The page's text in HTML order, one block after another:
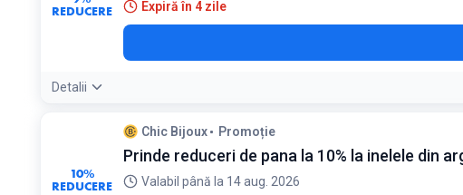
REDUCERE Expiră în 4 zile
Detalii
10%
REDUCERE
Chic Bijoux Promoție
Prinde reduceri de pana la 10% la inelele din
Valabil până la 14 aug. 2026